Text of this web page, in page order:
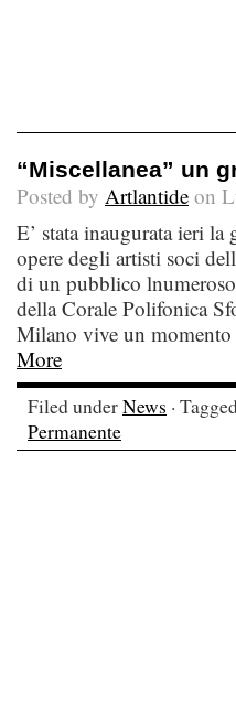
“Miscellanea” un
Posted by Artlantide on
E’ stata inaugurata ieri
opere degli artisti soci
di un pubblico lnumeroso
della Corale Polifonica
Milano vive un
More
Filed underNews ·
Permanente